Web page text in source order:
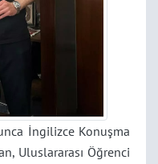
İngilizce Konuşma
Uluslararası Öğrenci